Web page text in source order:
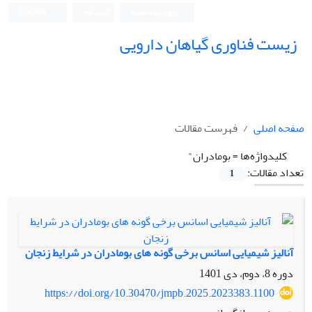
زیست فناوری گیاهان دارویی
صفحه اصلی
فهرست مقالات
کلیدواژه‌ها =بومادران"
تعداد مقالات:
1
آنالیز شیمیایی اسانس برخی گونه های بومادران در شرایط زنجان
دوره 8، دوم، دی 1401
https://doi.org/10.30470/jmpb.2025.2023383.1100